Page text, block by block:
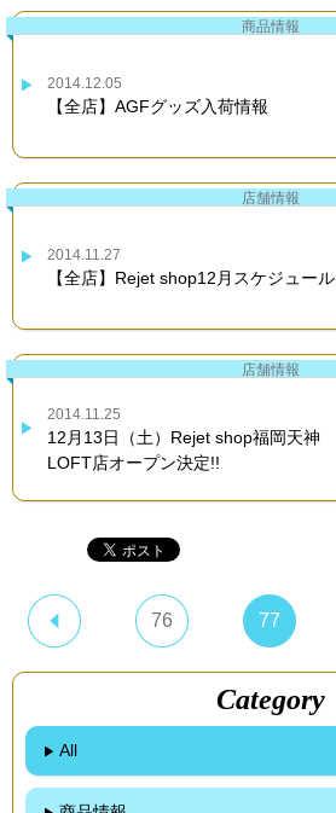
商品情報
2014.12.05
【全店】AGFグッズ入荷情報
店舗情報
2014.11.27
【全店】Rejet shop12月スケジュール
店舗情報
2014.11.25
12月13日（土）Rejet shop福岡天神
LOFT店オープン決定!!
76 77
Category
All